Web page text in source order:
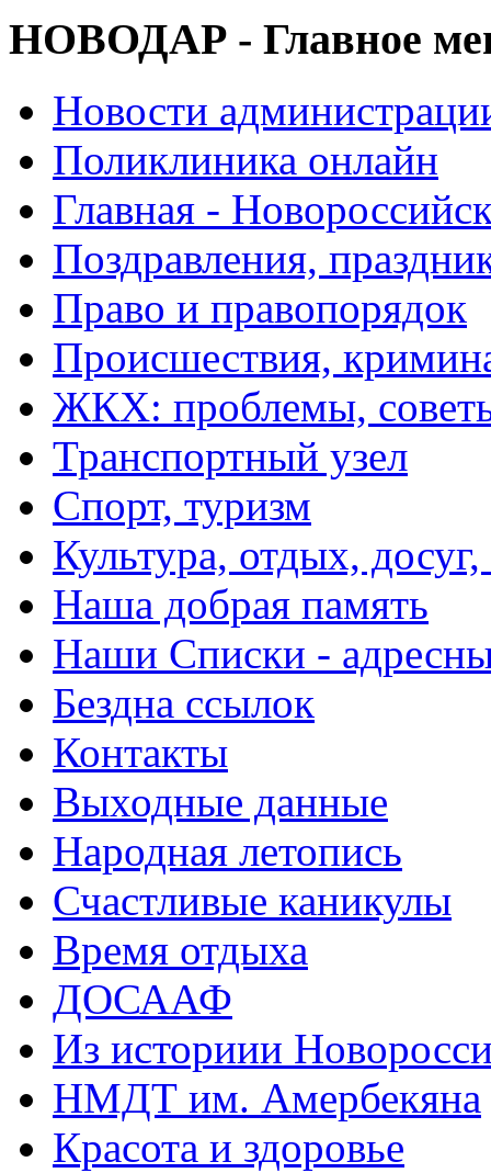
НОВОДАР - Главное
Новости
Поликлиника онлайн
Главная -
Поздравления,
Право и правопорядок
Происшествия,
ЖКХ: проблемы,
Транспортный узел
Спорт, туризм
Культура, отдых,
Наша добрая память
Наши Списки -
Бездна ссылок
Контакты
Выходные данные
Народная летопись
Счастливые каникулы
Время отдыха
ДОСААФ
Из историии
НМДТ им. Амербекяна
Красота и здоровье